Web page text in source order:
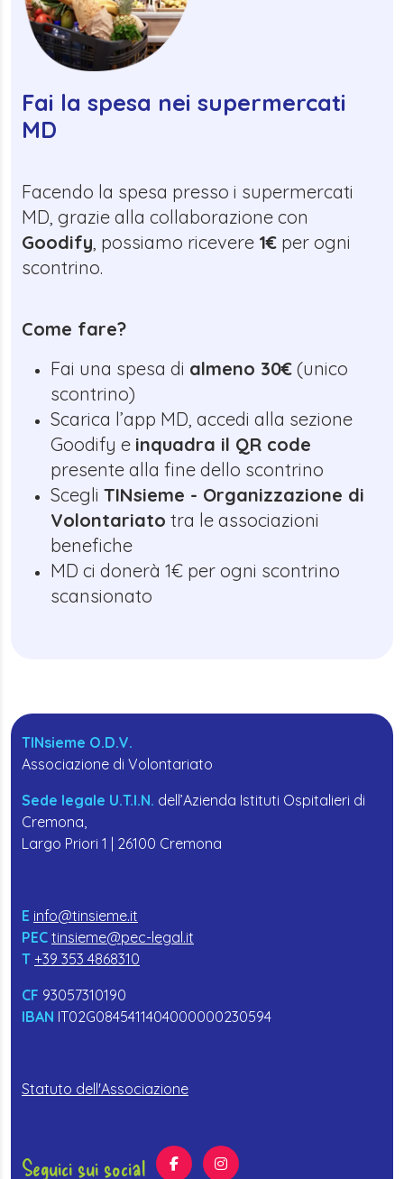
Fai la spesa nei supermercati
MD
Facendo la spesa presso i supermercati
MD, grazie alla collaborazione con
Goodify , possiamo ricevere 1€ per ogni
scontrino.
Come fare?
Fai una spesa di almeno 30€ (unico
scontrino)
Scarica l’app MD, accedi alla sezione
Goodify e inquadra il QR code
presente alla fine dello scontrino
Scegli TINsieme - Organizzazione di
Volontariato tra le associazioni
benefiche
MD ci donerà 1€ per ogni scontrino
scansionato
TINsieme O.D.V.
Associazione di Volontariato
Sede legale U.T.I.N. dell’Azienda Istituti Ospitalieri di
Cremona,
Largo Priori 1 | 26100 Cremona
E info@tinsieme.it
PEC tinsieme@pec-legal.it
T +39 353 4868310
CF 93057310190
IBAN IT02G0845411404000000230594
Statuto dell'Associazione
Seguici sui social